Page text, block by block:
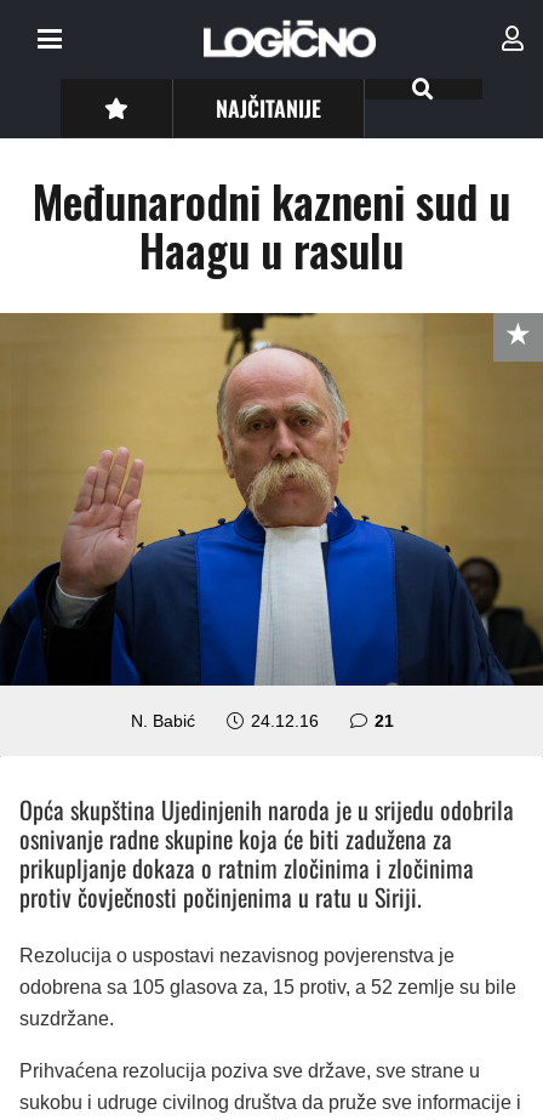
NAJČITANIJE
Međunarodni kazneni sud u
Haagu u rasulu
N. Babić 24.12.16 21
Opća skupština Ujedinjenih naroda je u srijedu odobrila
osnivanje radne skupine koja će biti zadužena za
prikupljanje dokaza o ratnim zločinima i zločinima
protiv čovječnosti počinjenima u ratu u Siriji.
Rezolucija o uspostavi nezavisnog povjerenstva je
odobrena sa 105 glasova za, 15 protiv, a 52 zemlje su bile
suzdržane.
Prihvaćena rezolucija poziva sve države, sve strane u
sukobu i udruge civilnog društva da pruže sve informacije i